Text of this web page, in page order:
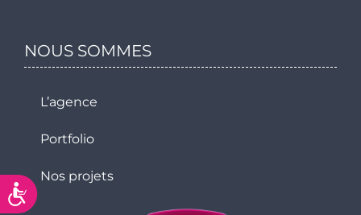
Accessibilité
NOUS SOMMES
L’agence
Portfolio
Nos projets